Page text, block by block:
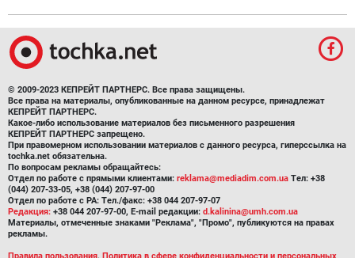
© 2009-2023 КЕПРЕЙТ ПАРТНЕРС. Все права защищены.
Все права на материалы, опубликованные на данном ресурсе, принадлежат
КЕПРЕЙТ ПАРТНЕРС.
Какое-либо использование материалов без письменного разрешения
КЕПРЕЙТ ПАРТНЕРС запрещено.
При правомерном использовании материалов с данного ресурса, гиперссылка на
tochka.net обязательна.
По вопросам рекламы обращайтесь:
Отдел по работе с прямыми клиентами: reklama@mediadim.com.ua Тел: +38
(044) 207-33-05, +38 (044) 207-97-00
Отдел по работе с РА: Тел./факс: +38 044 207-97-07
Редакция: +38 044 207-97-00, E-mail редакции: d.kalinina@umh.com.ua
Материалы, отмеченные знаками "Реклама", "Промо", публикуются на правах
рекламы.
Правила пользования, Политика в сфере конфиденциальности и персональных